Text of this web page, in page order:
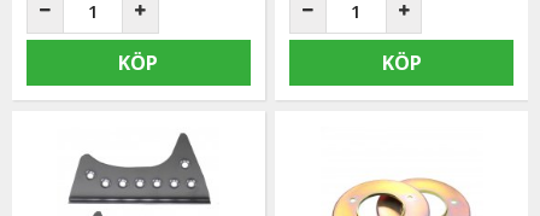
KÖP KÖP